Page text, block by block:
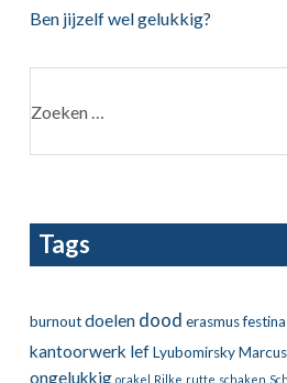
Ben jijzelf wel gelukkig?
naar:
Tags
burnoutdoelen dood erasmus
kantoorwerk lefLyubomirsky
ongelukkig orakel Rilke rutte schaken